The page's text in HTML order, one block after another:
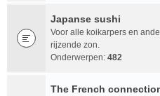
Japanse sushi
Voor alle koikarpers en
rijzende zon.
Onderwerpen: 482
The French